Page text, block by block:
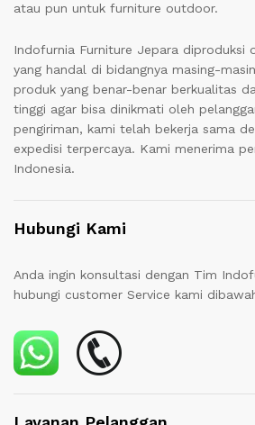
atau pun untuk furniture outdoor.
Indofurnia Furniture Jepara diproduksi
yang handal di bidangnya masing-
produk yang benar-benar berkualitas
tinggi agar bisa dinikmati oleh
pengiriman, kami telah bekerja sama
expedisi terpercaya. Kami menerima
Indonesia.
Hubungi Kami
Anda ingin konsultasi dengan Tim
hubungi customer Service kami